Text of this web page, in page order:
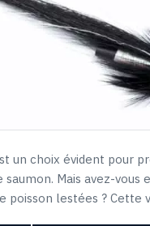
un choix évident pour
Mais avez-vous
poisson lestées ? Cette